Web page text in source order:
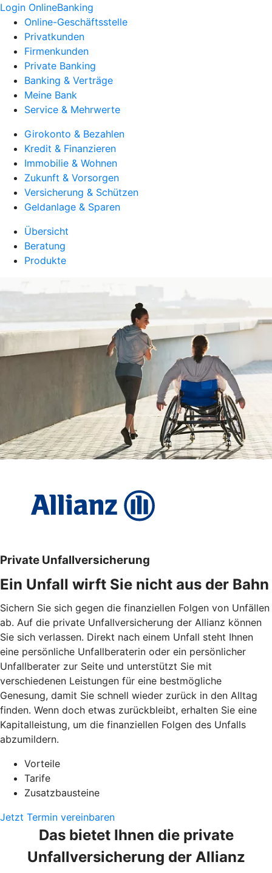
Login OnlineBanking
Online-Geschäftsstelle
Privatkunden
Firmenkunden
Private Banking
Banking & Verträge
Meine Bank
Service & Mehrwerte
Girokonto & Bezahlen
Kredit & Finanzieren
Immobilie & Wohnen
Zukunft & Vorsorgen
Versicherung & Schützen
Geldanlage & Sparen
Übersicht
Beratung
Produkte
Private Unfallversicherung
Ein Unfall wirft Sie nicht aus der Bahn
Sichern Sie sich gegen die finanziellen Folgen von Unfällen
ab. Auf die private Unfallversicherung der Allianz können
Sie sich verlassen. Direkt nach einem Unfall steht Ihnen
eine persönliche Unfallberaterin oder ein persönlicher
Unfallberater zur Seite und unterstützt Sie mit
verschiedenen Leistungen für eine bestmögliche
Genesung, damit Sie schnell wieder zurück in den Alltag
finden. Wenn doch etwas zurückbleibt, erhalten Sie eine
Kapitalleistung, um die finanziellen Folgen des Unfalls
abzumildern.
Vorteile
Tarife
Zusatzbausteine
Jetzt Termin vereinbaren
Das bietet Ihnen die private
Unfallversicherung der Allianz